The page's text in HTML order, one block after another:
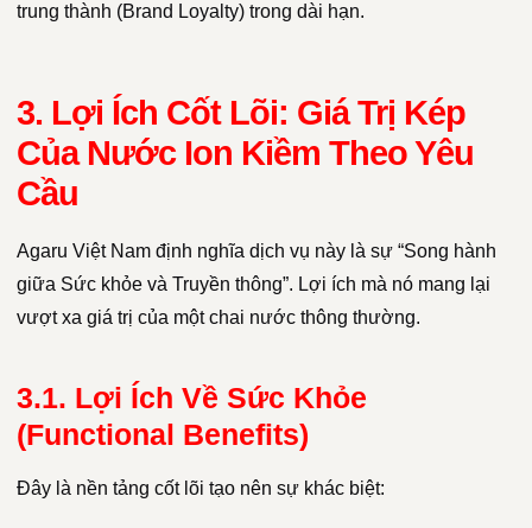
trung thành (Brand Loyalty) trong dài hạn.
3. Lợi Ích Cốt Lõi: Giá Trị Kép
Của Nước Ion Kiềm Theo Yêu
Cầu
Agaru Việt Nam định nghĩa dịch vụ này là sự “Song hành
giữa Sức khỏe và Truyền thông”. Lợi ích mà nó mang lại
vượt xa giá trị của một chai nước thông thường.
3.1. Lợi Ích Về Sức Khỏe
(Functional Benefits)
Đây là nền tảng cốt lõi tạo nên sự khác biệt: